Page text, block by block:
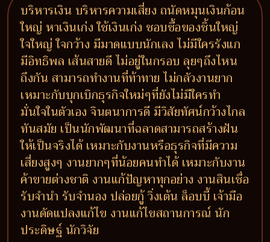
บริหารเงิน บริหารความเสี่ยง ถนัดหมุนเงินก้อน
ใหญ่ หาเงินเก่ง ใช้เงินเก่ง ชอบซื้อของชิ้นใหญ่
ใจใหญ่ ใจกว้าง มีมาดแบบนักเลง ไม่มีใครรังแก
มีอิทธิพล เส้นสายดี ไม่อยู่ในกรอบ ลุยๆถึงไหน
ถึงกัน สามารถทำงานที่ท้าทาย ไม่กลัวงานยาก
เหมาะกับบุกเบิกธุรกิจใหม่ๆที่ยังไม่มีใครทำ
มั่นใจในตัวเอง จินตนาการดี มีวิสัยทัศน์กว้างไกล
ทันสมัย เป็นนักพัฒนาที่ฉลาดสามารถสร้างฝัน
ให้เป็นจริงได้ เหมาะกับงานหรือธุรกิจที่มีความ
เสี่ยงสูงๆ งานยากๆที่น้อยคนทำได้ เหมาะกับงาน
ค้าขายต่างชาติ งานแก้ปัญหาทุกอย่าง งานสินเชื่อ
รับจำนำ รับจำนอง ปล่อยกู้ วิ่งเต้น ล็อบบี้ เจ้ามือ
งานดัดแปลงแก้ไข งานแก้ไขสถานการณ์ นัก
ประดิษฐ์ นักวิจัย